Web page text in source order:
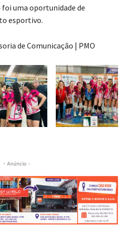
uma oportunidade de
esportivo.
de Comunicação | PMO
- Anúncio -